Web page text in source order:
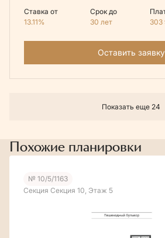
Ставка от
13.11%
Срок до
30 лет
303
Оставить заявку
Показать еще 24
Похожие планировки
№ 10/5/1163
Секция Секция 10, Этаж 5